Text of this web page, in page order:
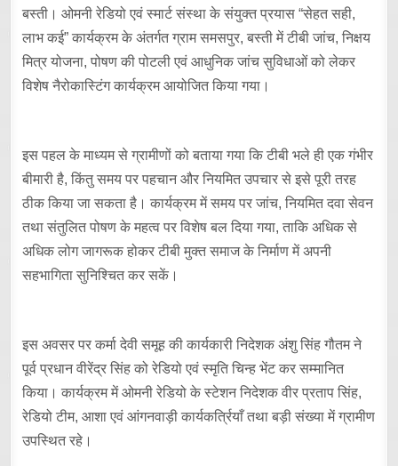
बस्ती। ओमनी रेडियो एवं स्मार्ट संस्था के संयुक्त प्रयास “सेहत सही,
लाभ कई” कार्यक्रम के अंतर्गत ग्राम समसपुर, बस्ती में टीबी जांच, निक्षय
मित्र योजना, पोषण की पोटली एवं आधुनिक जांच सुविधाओं को लेकर
विशेष नैरोकास्टिंग कार्यक्रम आयोजित किया गया।
इस पहल के माध्यम से ग्रामीणों को बताया गया कि टीबी भले ही एक गंभीर
बीमारी है, किंतु समय पर पहचान और नियमित उपचार से इसे पूरी तरह
ठीक किया जा सकता है। कार्यक्रम में समय पर जांच, नियमित दवा सेवन
तथा संतुलित पोषण के महत्व पर विशेष बल दिया गया, ताकि अधिक से
अधिक लोग जागरूक होकर टीबी मुक्त समाज के निर्माण में अपनी
सहभागिता सुनिश्चित कर सकें।
इस अवसर पर कर्मा देवी समूह की कार्यकारी निदेशक अंशु सिंह गौतम ने
पूर्व प्रधान वीरेंद्र सिंह को रेडियो एवं स्मृति चिन्ह भेंट कर सम्मानित
किया। कार्यक्रम में ओमनी रेडियो के स्टेशन निदेशक वीर प्रताप सिंह,
रेडियो टीम, आशा एवं आंगनवाड़ी कार्यकर्त्रियाँ तथा बड़ी संख्या में ग्रामीण
उपस्थित रहे।